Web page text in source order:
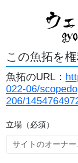
この魚拓を
魚拓のURL：
022-06/
206/
立場（必須）